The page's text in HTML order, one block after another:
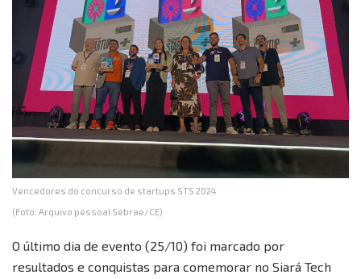
Vencedores do concurso de startups STS 2024
(Foto: Arquivo pessoal Sebrae/CE)
O último dia de evento (25/10) foi marcado por
resultados e conquistas para comemorar no Siará Tech